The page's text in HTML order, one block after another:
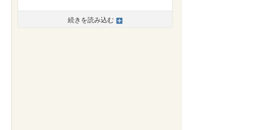
続きを読み込む